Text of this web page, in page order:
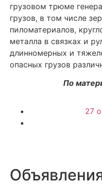
грузовом трюме
грузов, в том числе
пиломатериалов,
металла в связках и
длинномерных и
опасных грузов
По
27